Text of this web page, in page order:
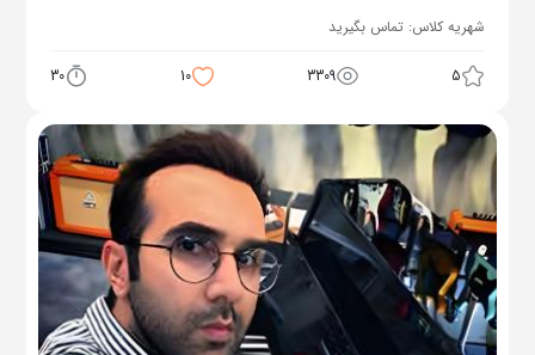
شهریه کلاس: تماس بگیرید
5
3309
10
30